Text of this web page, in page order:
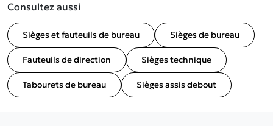
Consultez aussi
Sièges et fauteuils de bureau Sièges de bureau
Fauteuils de direction Sièges technique
Tabourets de bureau Sièges assis debout